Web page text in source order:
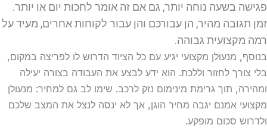
פגישה בשעה נוחה יותר, גם אם זה אומר לחכות יום או יותר.
זמן תגובה מהיר, הן עבורכם והן עבור לקוחות אחרים, מעיד על
רמה מקצועית גבוהה.
בנוסף, מנעולן מקצועי יגיע עם כל הציוד הדרוש לו לפריצה במקום,
בלי צורך לחזור וללכת. הוא ידע לבצע את העבודה בצורה יעילה
ומהירה, תוך גרימת מינימום נזק לרכב. שימו לב גם למחיר: מנעולן
מקצועי אמנם יגבה מחיר הוגן, אך לא ינסה לנצל את המצב שלכם
ולדרוש סכום מופקע.